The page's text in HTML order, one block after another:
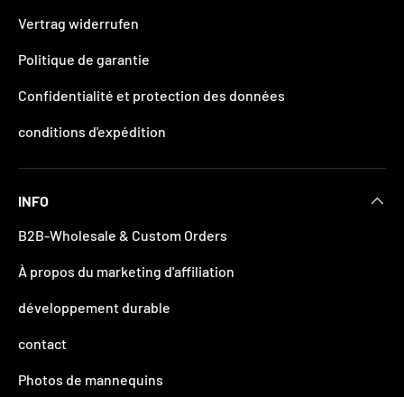
Vertrag widerrufen
Politique de garantie
Confidentialité et protection des données
conditions d'expédition
INFO
B2B-Wholesale & Custom Orders
À propos du marketing d'affiliation
développement durable
contact
Photos de mannequins